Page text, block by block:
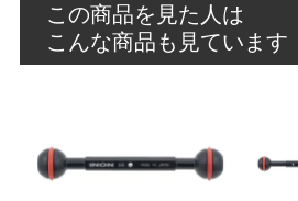
この商品を見た人は
こんな商品も見ています